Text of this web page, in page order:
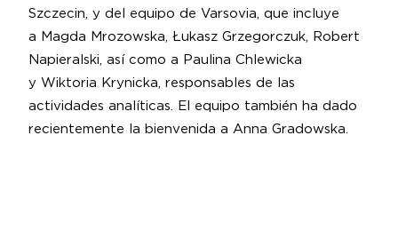
Szczecin, y del equipo de Varsovia, que incluye
a Magda Mrozowska, Łukasz Grzegorczuk, Robert
Napieralski, así como a Paulina Chlewicka
y Wiktoria Krynicka, responsables de las
actividades analíticas. El equipo también ha dado
recientemente la bienvenida a Anna Gradowska.